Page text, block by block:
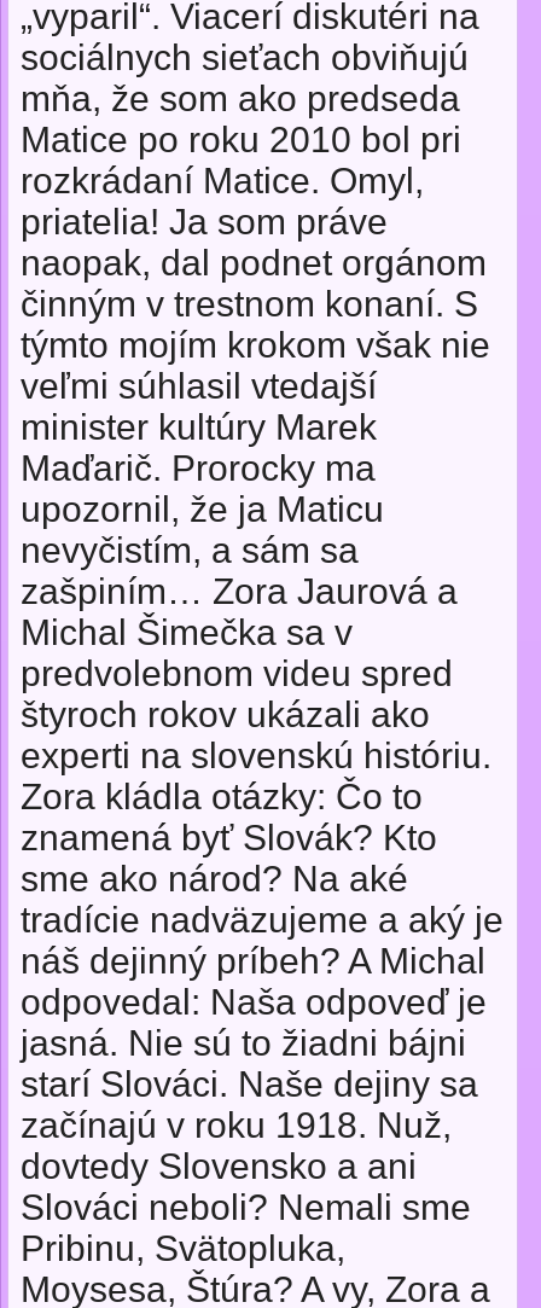
„vyparil“. Viacerí diskutéri na
sociálnych sieťach obviňujú
mňa, že som ako predseda
Matice po roku 2010 bol pri
rozkrádaní Matice. Omyl,
priatelia! Ja som práve
naopak, dal podnet orgánom
činným v trestnom konaní. S
týmto mojím krokom však nie
veľmi súhlasil vtedajší
minister kultúry Marek
Maďarič. Prorocky ma
upozornil, že ja Maticu
nevyčistím, a sám sa
zašpiním… Zora Jaurová a
Michal Šimečka sa v
predvolebnom videu spred
štyroch rokov ukázali ako
experti na slovenskú históriu.
Zora kládla otázky: Čo to
znamená byť Slovák? Kto
sme ako národ? Na aké
tradície nadväzujeme a aký je
náš dejinný príbeh? A Michal
odpovedal: Naša odpoveď je
jasná. Nie sú to žiadni bájni
starí Slováci. Naše dejiny sa
začínajú v roku 1918. Nuž,
dovtedy Slovensko a ani
Slováci neboli? Nemali sme
Pribinu, Svätopluka,
Moysesa, Štúra? A vy, Zora a